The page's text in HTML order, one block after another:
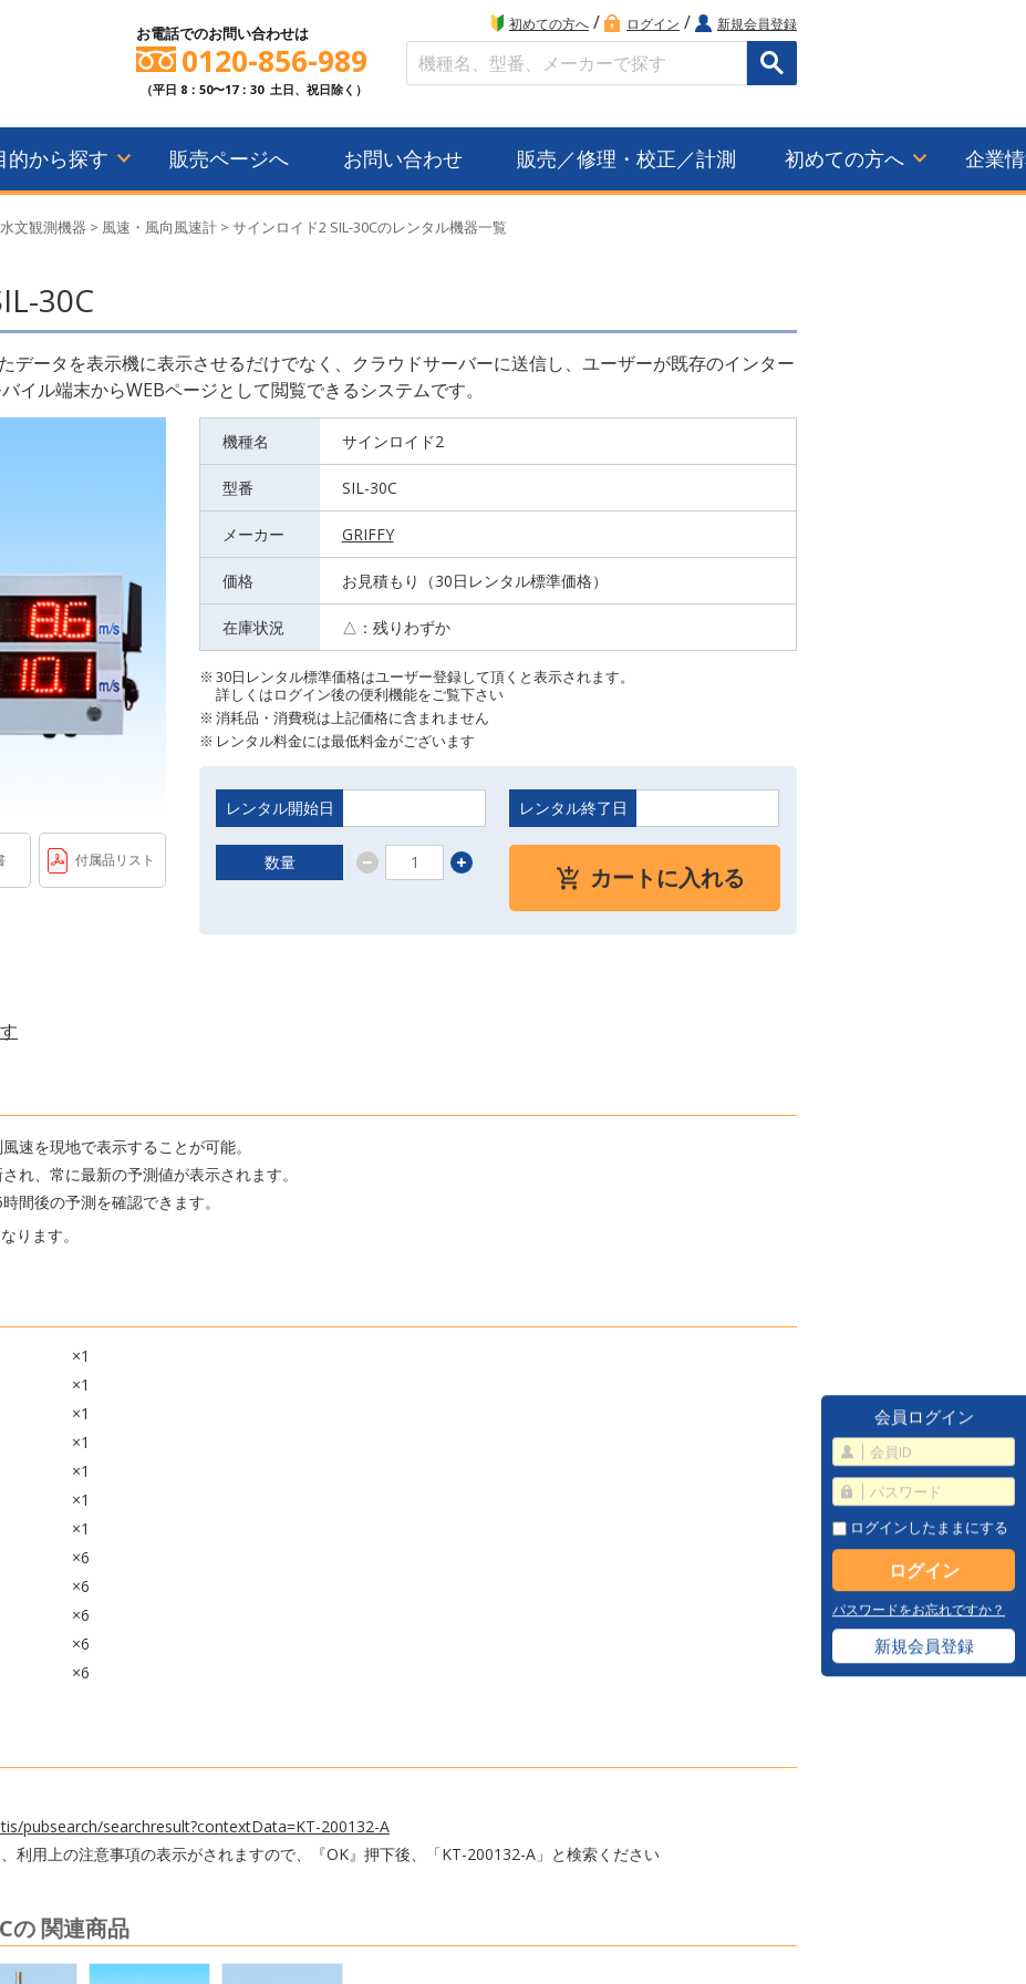
お電話でのお問い合わせは
0120-856-989
（平日 8：50〜17：30 土日、祝日除く）
初めての方へ / ログイン / 新規会員登録
的から探す 販売ページへ お問い合わせ 販売／修理・校正／計測 初めての方へ 企業
文観測機器 > 風速・風向風速計 > サインロイド2 SIL-30Cのレンタル機器一覧
30C
データを表示機に表示させるだけでなく、クラウドサーバーに送信し、ユーザーが既存のインター
イル端末からWEBページとして閲覧できるシステムです。
付属品リスト
機種名 サインロイド2
型番 SIL-30C
メーカー GRIFFY
価格 お見積もり（30日レンタル標準価格）
在庫状況 △：残りわずか
30日レンタル標準価格はユーザー登録して頂くと表示されます。
詳しくはログイン後の便利機能をご覧下さい
消耗品・消費税は上記価格に含まれません
レンタル料金には最低料金がございます
レンタル開始日 レンタル終了日
数量
カートに入れる
速を現地で表示することが可能。
れ、常に最新の予測値が表示されます。
間後の予測を確認できます。
ります。
×1
×1
×1
×1
×1
×1
×1
×6
×6
×6
×6
×6
pubsearch/searchresult?contextData=KT-200132-A
利用上の注意事項の表示がされますので、『OK』押下後、「KT-200132-A」と検索ください
の 関連商品
会員ログイン
ログインしたままにする
パスワードをお忘れですか？
新規会員登録